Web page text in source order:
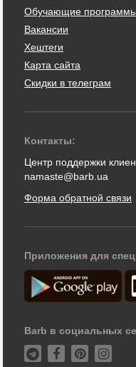
Обучающие программы
Вакансии
Хештеги
Карта сайта
Скидки в телеграм
Контакты:
Центр поддержки
namaste@barb.ua
Форма обратной связи
Приложения для
Barb в социальных